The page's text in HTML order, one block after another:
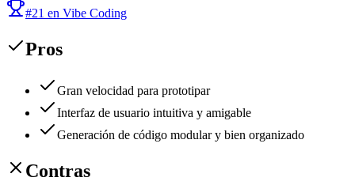
#21 en Vibe Coding
Pros
Gran velocidad para prototipar
Interfaz de usuario intuitiva y amigable
Generación de código modular y bien organizado
Contras